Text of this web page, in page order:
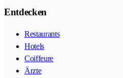
Entdecken
Restaurants
Hotels
Coiffeure
Ärzte